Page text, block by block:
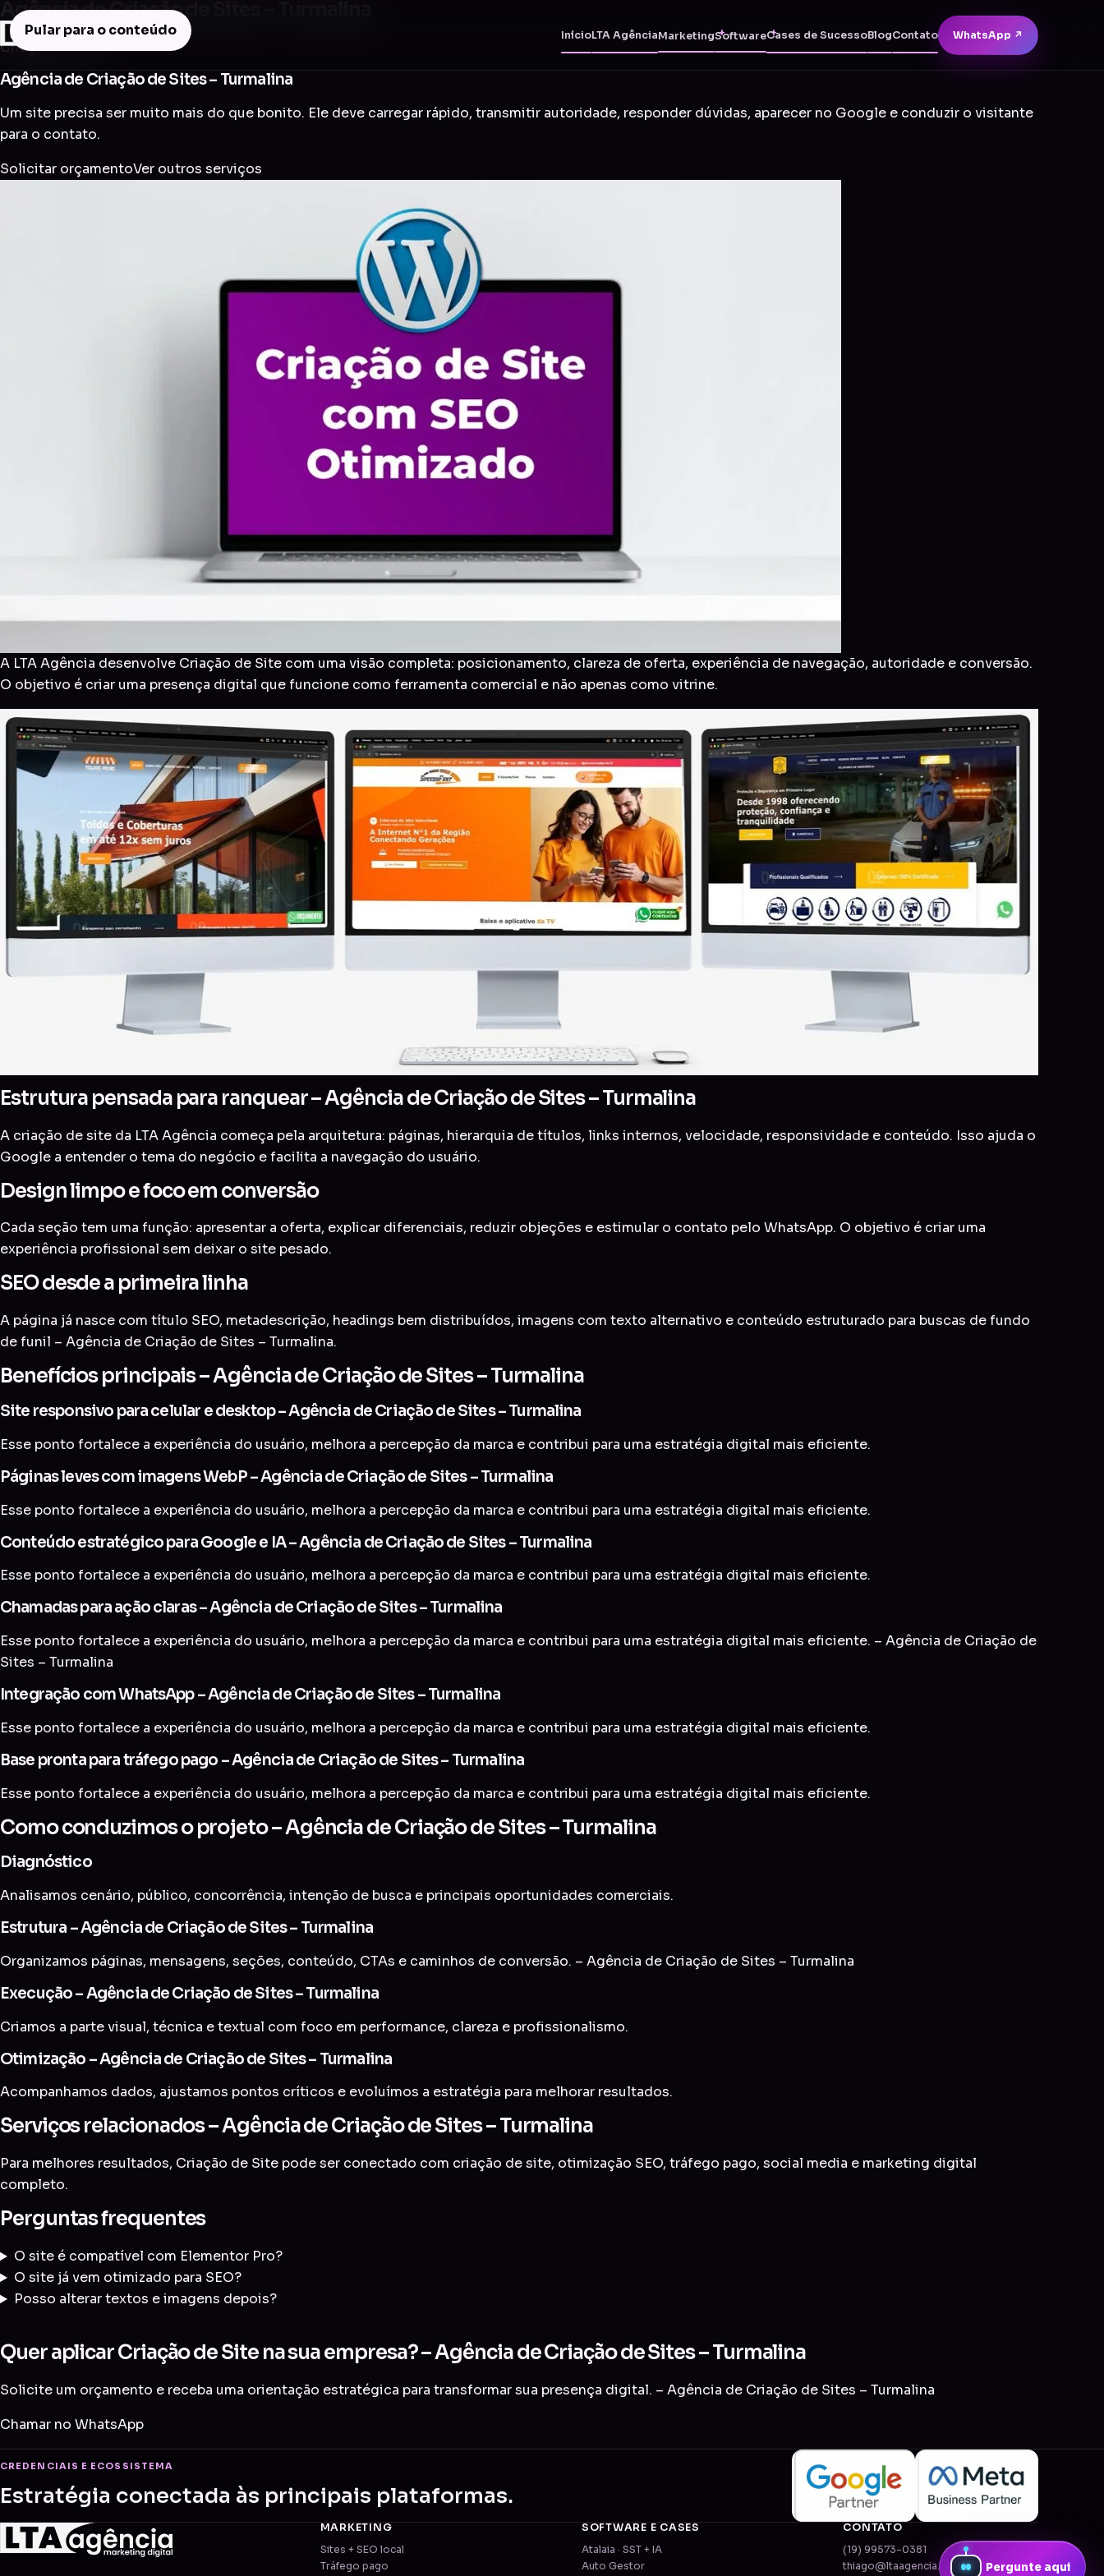
Pular para o conteúdo InícioLTA AgênciaMarketingSoftwareCases de SucessoBlogContato WhatsApp ↗
Agência de Criação de Sites – Turmalina
Criação de Site
Agência de Criação de Sites – Turmalina
Um site precisa ser muito mais do que bonito. Ele deve carregar rápido, transmitir autoridade, responder dúvidas, aparecer no Google e conduzir o visitante
para o contato.
Solicitar orçamentoVer outros serviços
A LTA Agência desenvolve Criação de Site com uma visão completa: posicionamento, clareza de oferta, experiência de navegação, autoridade e conversão.
O objetivo é criar uma presença digital que funcione como ferramenta comercial e não apenas como vitrine.
Estrutura pensada para ranquear – Agência de Criação de Sites – Turmalina
A criação de site da LTA Agência começa pela arquitetura: páginas, hierarquia de títulos, links internos, velocidade, responsividade e conteúdo. Isso ajuda o
Google a entender o tema do negócio e facilita a navegação do usuário.
Design limpo e foco em conversão
Cada seção tem uma função: apresentar a oferta, explicar diferenciais, reduzir objeções e estimular o contato pelo WhatsApp. O objetivo é criar uma
experiência profissional sem deixar o site pesado.
SEO desde a primeira linha
A página já nasce com título SEO, metadescrição, headings bem distribuídos, imagens com texto alternativo e conteúdo estruturado para buscas de fundo
de funil – Agência de Criação de Sites – Turmalina.
Benefícios principais – Agência de Criação de Sites – Turmalina
Site responsivo para celular e desktop – Agência de Criação de Sites – Turmalina
Esse ponto fortalece a experiência do usuário, melhora a percepção da marca e contribui para uma estratégia digital mais eficiente.
Páginas leves com imagens WebP – Agência de Criação de Sites – Turmalina
Esse ponto fortalece a experiência do usuário, melhora a percepção da marca e contribui para uma estratégia digital mais eficiente.
Conteúdo estratégico para Google e IA – Agência de Criação de Sites – Turmalina
Esse ponto fortalece a experiência do usuário, melhora a percepção da marca e contribui para uma estratégia digital mais eficiente.
Chamadas para ação claras – Agência de Criação de Sites – Turmalina
Esse ponto fortalece a experiência do usuário, melhora a percepção da marca e contribui para uma estratégia digital mais eficiente. – Agência de Criação de
Sites – Turmalina
Integração com WhatsApp – Agência de Criação de Sites – Turmalina
Esse ponto fortalece a experiência do usuário, melhora a percepção da marca e contribui para uma estratégia digital mais eficiente.
Base pronta para tráfego pago – Agência de Criação de Sites – Turmalina
Esse ponto fortalece a experiência do usuário, melhora a percepção da marca e contribui para uma estratégia digital mais eficiente.
Como conduzimos o projeto – Agência de Criação de Sites – Turmalina
Diagnóstico
Analisamos cenário, público, concorrência, intenção de busca e principais oportunidades comerciais.
Estrutura – Agência de Criação de Sites – Turmalina
Organizamos páginas, mensagens, seções, conteúdo, CTAs e caminhos de conversão. – Agência de Criação de Sites – Turmalina
Execução – Agência de Criação de Sites – Turmalina
Criamos a parte visual, técnica e textual com foco em performance, clareza e profissionalismo.
Otimização – Agência de Criação de Sites – Turmalina
Acompanhamos dados, ajustamos pontos críticos e evoluímos a estratégia para melhorar resultados.
Serviços relacionados – Agência de Criação de Sites – Turmalina
Para melhores resultados, Criação de Site pode ser conectado com criação de site, otimização SEO, tráfego pago, social media e marketing digital
completo.
Perguntas frequentes
O site é compatível com Elementor Pro?
O site já vem otimizado para SEO?
Posso alterar textos e imagens depois?
Quer aplicar Criação de Site na sua empresa? – Agência de Criação de Sites – Turmalina
Solicite um orçamento e receba uma orientação estratégica para transformar sua presença digital. – Agência de Criação de Sites – Turmalina
Chamar no WhatsApp
CREDENCIAIS E ECOSSISTEMA
Estratégia conectada às principais plataformas.
MARKETING
Sites + SEO local
Tráfego pago
SOFTWARE E CASES
Atalaia · SST + IA
Auto Gestor
CONTATO
(19) 99573-0381
thiago@ltaagencia.com.br
Pergunte aqui